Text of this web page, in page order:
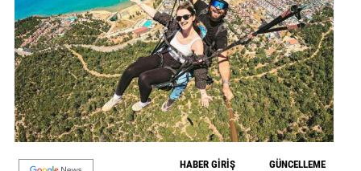
DÜNYA
MAGAZİN
GALERİ
VİDEO
HABER GİRİŞ
GÜNCELLEME